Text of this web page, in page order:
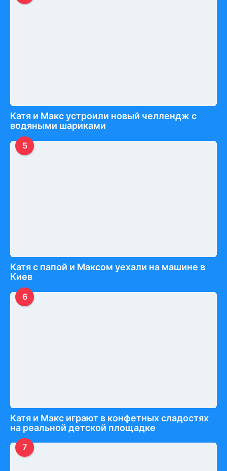
Катя и Макс устроили новый челлендж с
водяными шариками
5
Катя с папой и Максом уехали на машине в
Киев
6
Катя и Макс играют в конфетных сладостях
на реальной детской площадке
7